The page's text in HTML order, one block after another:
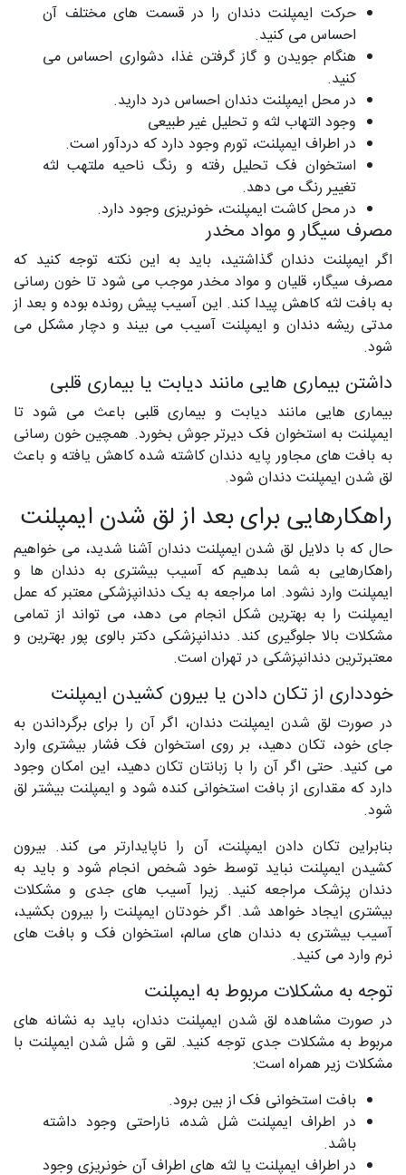
حرکت ایمپلنت دندان را در قسمت های مختلف آن
احساس می کنید.
هنگام جویدن و گاز گرفتن غذا، دشواری احساس می
کنید.
در محل ایمپلنت دندان احساس درد دارید.
وجود التهاب لثه و تحلیل غیر طبیعی
در اطراف ایمپلنت، تورم وجود دارد که دردآور است.
استخوان فک تحلیل رفته و رنگ ناحیه ملتهب لثه
تغییر رنگ می دهد.
در محل کاشت ایمپلنت، خونریزی وجود دارد.
مصرف سیگار و مواد مخدر
اگر ایمپلنت دندان گذاشتید، باید به این نکته توجه کنید که
مصرف سیگار، قلیان و مواد مخدر موجب می شود تا خون رسانی
به بافت لثه کاهش پیدا کند. این آسیب پیش رونده بوده و بعد از
مدتی ریشه دندان و ایمپلنت آسیب می بیند و دچار مشکل می
شود.
داشتن بیماری هایی مانند دیابت یا بیماری قلبی
بیماری هایی مانند دیابت و بیماری قلبی باعث می شود تا
ایمپلنت به استخوان فک دیرتر جوش بخورد. همچین خون رسانی
به بافت های مجاور پایه دندان کاشته شده کاهش یافته و باعث
لق شدن ایمپلنت دندان شود.
راهکارهایی برای بعد از لق شدن ایمپلنت
حال که با دلایل لق شدن ایمپلنت دندان آشنا شدید، می خواهیم
راهکارهایی به شما بدهیم که آسیب بیشتری به دندان ها و
ایمپلنت وارد نشود. اما مراجعه به یک دندانپزشکی معتبر که عمل
ایمپلنت را به بهترین شکل انجام می دهد، می تواند از تمامی
مشکلات بالا جلوگیری کند. دندانپزشکی دکتر بالوی پور بهترین و
معتبرترین دندانپزشکی در تهران است.
خودداری از تکان دادن یا بیرون کشیدن ایمپلنت
در صورت لق شدن ایمپلنت دندان، اگر آن را برای برگرداندن به
جای خود، تکان دهید، بر روی استخوان فک فشار بیشتری وارد
می کنید. حتی اگر آن را با زبانتان تکان دهید، این امکان وجود
دارد که مقداری از بافت استخوانی کنده شود و ایمپلنت بیشتر لق
شود.
بنابراین تکان دادن ایمپلنت، آن را ناپایدارتر می کند. بیرون
کشیدن ایمپلنت نباید توسط خود شخص انجام شود و باید به
دندان پزشک مراجعه کنید. زیرا آسیب های جدی و مشکلات
بیشتری ایجاد خواهد شد. اگر خودتان ایمپلنت را بیرون بکشید،
آسیب بیشتری به دندان های سالم، استخوان فک و بافت های
نرم وارد می کنید.
توجه به مشکلات مربوط به ایمپلنت
در صورت مشاهده لق شدن ایمپلنت دندان، باید به نشانه های
مربوط به مشکلات جدی توجه کنید. لقی و شل شدن ایمپلنت با
مشکلات زیر همراه است:
بافت استخوانی فک از بین برود.
در اطراف ایمپلنت شل شده، ناراحتی وجود داشته
باشد.
در اطراف ایمپلنت یا لثه های اطراف آن خونریزی وجود